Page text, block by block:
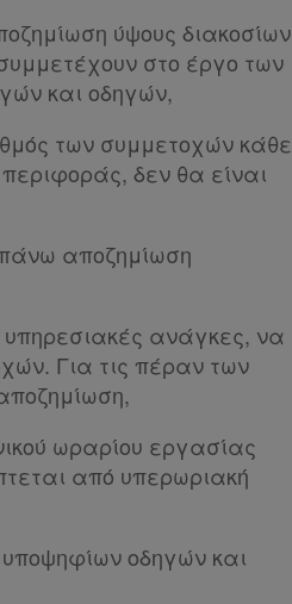
ύψους διακοσίων
στο έργο των
και οδηγών,
των συμμετοχών κάθε
δεν θα είναι
αποζημίωση
ανάγκες, να
Για τις πέραν των
ωραρίου εργασίας
από υπερωριακή
οδηγών και